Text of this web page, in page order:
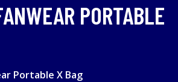
PORTABLE
Portable X Bag